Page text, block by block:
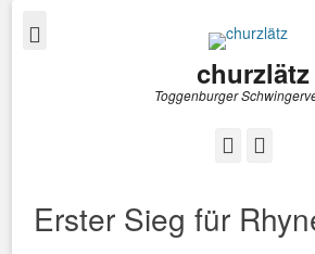
churzlätz
Toggenburger
Facebook
Erster Sieg für